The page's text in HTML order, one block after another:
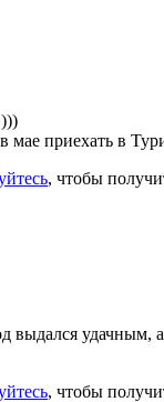
мае приехать в
, чтобы
выдался удачным,
, чтобы